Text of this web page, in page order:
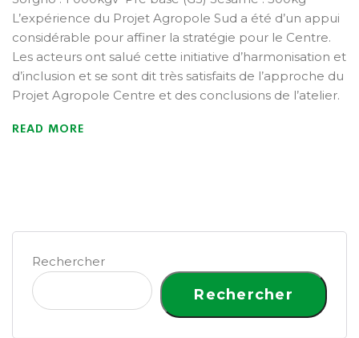
L’expérience du Projet Agropole Sud a été d’un appui
considérable pour affiner la stratégie pour le Centre.
Les acteurs ont salué cette initiative d’harmonisation et
d’inclusion et se sont dit très satisfaits de l’approche du
Projet Agropole Centre et des conclusions de l’atelier.
READ MORE
Rechercher
Rechercher